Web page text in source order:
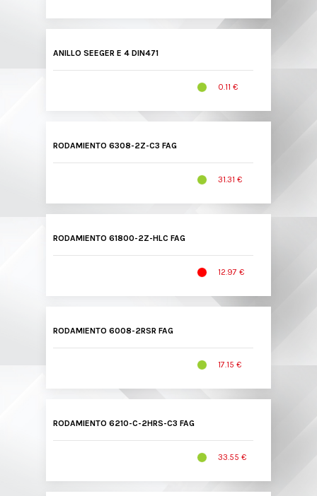
ANILLO SEEGER E 4 DIN471
0.11 €
RODAMIENTO 6308-2Z-C3 FAG
31.31 €
RODAMIENTO 61800-2Z-HLC FAG
12.97 €
RODAMIENTO 6008-2RSR FAG
17.15 €
RODAMIENTO 6210-C-2HRS-C3 FAG
33.55 €